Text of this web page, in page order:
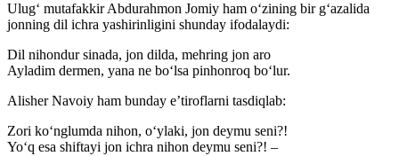
Ulug‘ mutafakkir Abdurahmon Jomiy ham o‘zining bir g‘azalida
jonning dil ichra yashirinligini shunday ifodalaydi:
Dil nihondur sinada, jon dilda, mehring jon aro
Ayladim dermen, yana ne bo‘lsa pinhonroq bo‘lur.
Alisher Navoiy ham bunday e’tiroflarni tasdiqlab:
Zori ko‘nglumda nihon, o‘ylaki, jon deymu seni?!
Yo‘q esa shiftayi jon ichra nihon deymu seni?! –